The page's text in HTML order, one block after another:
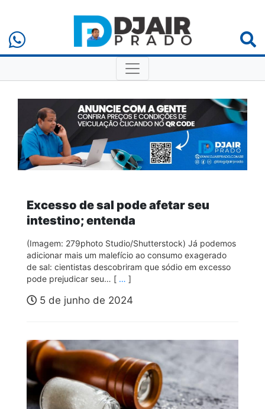
Excesso de sal pode afetar seu
intestino; entenda
(Imagem: 279photo Studio/Shutterstock) Já podemos
adicionar mais um malefício ao consumo exagerado
de sal: cientistas descobriram que sódio em excesso
pode prejudicar seu… [ … ]
5 de junho de 2024